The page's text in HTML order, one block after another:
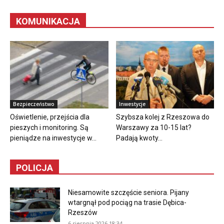
KOMUNIKACJA
Bezpieczeństwo
Oświetlenie, przejścia dla
pieszych i monitoring. Są
pieniądze na inwestycje w...
Inwestycje
Szybsza kolej z Rzeszowa do
Warszawy za 10-15 lat?
Padają kwoty...
POLICJA
Niesamowite szczęście seniora. Pijany
wtargnął pod pociąg na trasie Dębica-
Rzeszów